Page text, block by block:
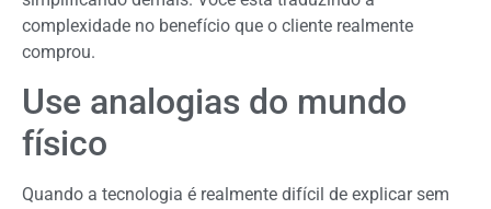
complexidade no benefício que o cliente realmente
comprou.
Use analogias do mundo
físico
Quando a tecnologia é realmente difícil de explicar sem